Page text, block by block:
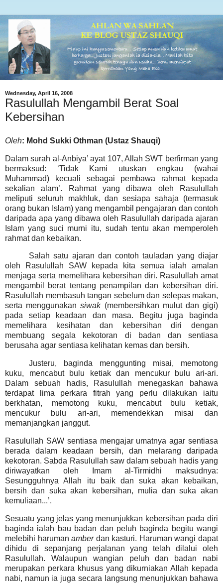
Wednesday, April 16, 2008
Rasulullah Mengambil Berat Soal
Kebersihan
Oleh: Mohd Sukki Othman (Ustaz Shauqi)
Dalam surah al-Anbiya’ ayat 107, Allah SWT berfirman yang
bermaksud: ‘Tidak Kami utuskan engkau (wahai
Muhammad) kecuali sebagai pembawa rahmat kepada
sekalian alam’. Rahmat yang dibawa oleh Rasulullah
meliputi seluruh makhluk, dan sesiapa sahaja (termasuk
orang bukan Islam) yang mengambil pengajaran dan contoh
daripada apa yang dibawa oleh Rasulullah daripada ajaran
Islam yang suci murni itu, sudah tentu akan memperoleh
rahmat dan kebaikan.
Salah satu ajaran dan contoh tauladan yang diajar
oleh Rasulullah SAW kepada kita semua ialah amalan
menjaga serta memelihara kebersihan diri. Rasulullah amat
mengambil berat tentang penampilan dan kebersihan diri.
Rasulullah membasuh tangan sebelum dan selepas makan,
serta menggunakansiwak(membersihkan mulut dan gigi)
pada setiap keadaan dan masa.
Begitu juga baginda
memelihara kesihatan dan kebersihan diri dengan
membuang segala kekotoran di badan dan sentiasa
berusaha agar sentiasa kelihatan kemas dan bersih.
Justeru, baginda menggunting misai, memotong
kuku, mencabut bulu ketiak dan mencukur bulu ari-ari.
Dalam sebuah hadis, Rasulullah menegaskan bahawa
terdapat lima perkara fitrah yang perlu dilakukan iaitu
berkhatan, memotong kuku, mencabut bulu ketiak,
mencukur bulu ari-ari, memendekkan misai dan
memanjangkan janggut.
Rasulullah SAW sentiasa mengajar umatnya agar sentiasa
berada dalam keadaan bersih, dan melarang daripada
kekotoran. Sabda Rasulullah saw dalam sebuah hadis yang
diriwayatkan oleh Imam al-Tirmidhi maksudnya:
Sesungguhnya Allah itu baik dan suka akan kebaikan,
bersih dan suka akan kebersihan, mulia dan suka akan
kemuliaan...’.
Sesuatu yang jelas yang menunjukkan kebersihan pada diri
baginda ialah bau badan dan peluh baginda begitu wangi
melebihi harumanamberdan kasturi. Haruman wangi dapat
dihidu di sepanjang perjalanan yang telah dilalui oleh
Rasulullah. Walaupun wangian peluh dan badan nabi
merupakan perkara khusus yang dikurniakan Allah kepada
nabi, namun ia juga secara langsung menunjukkan bahawa